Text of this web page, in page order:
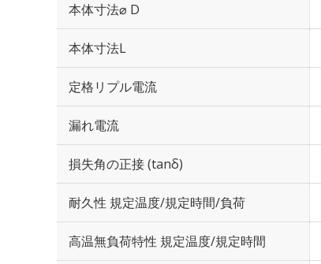
本体寸法⌀ D
本体寸法L
定格リプル電流
漏れ電流
損失角の正接 (tanδ)
耐久性 規定温度/規定時間/負荷
高温無負荷特性 規定温度/規定時間